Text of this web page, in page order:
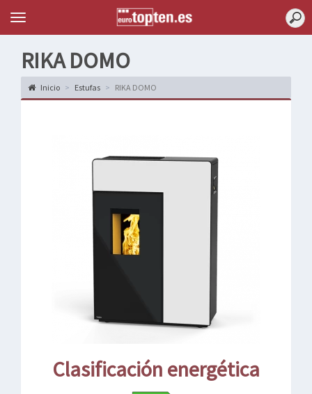
Topten
Menu
RIKA DOMO
Inicio Estufas RIKA DOMO
Clasificación energética